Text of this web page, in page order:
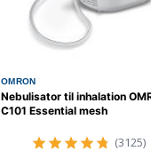
OMRON
Nebulisator til inhalation
C101 Essential mesh
(3125)